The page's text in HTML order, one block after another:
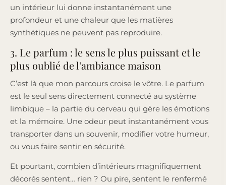
un intérieur lui donne instantanément une
profondeur et une chaleur que les matières
synthétiques ne peuvent pas reproduire.
3. Le parfum : le sens le plus puissant et le
plus oublié de l’ambiance maison
C’est là que mon parcours croise le vôtre. Le parfum
est le seul sens directement connecté au système
limbique – la partie du cerveau qui gère les émotions
et la mémoire. Une odeur peut instantanément vous
transporter dans un souvenir, modifier votre humeur,
ou vous faire sentir en sécurité.
Et pourtant, combien d’intérieurs magnifiquement
décorés sentent… rien ? Ou pire, sentent le renfermé